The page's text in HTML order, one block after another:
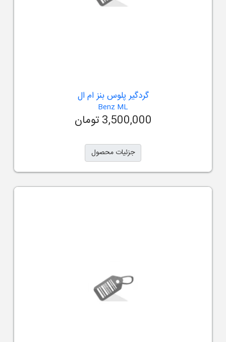
گردگیر پلوس بنز ام ال
Benz ML
3,500,000 تومان
جزئیات محصول